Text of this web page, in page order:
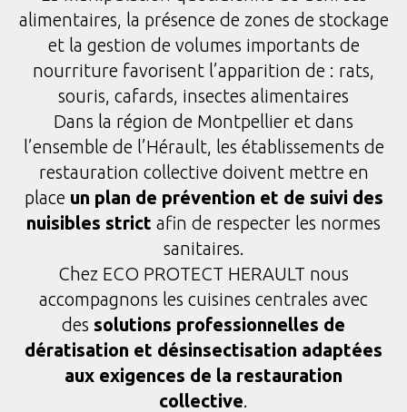
alimentaires, la présence de zones de stockage
et la gestion de volumes importants de
nourriture favorisent l’apparition de : rats,
souris, cafards, insectes alimentaires
Dans la région de Montpellier et dans
l’ensemble de l’Hérault, les établissements de
restauration collective doivent mettre en
place un plan de prévention et de suivi des
nuisibles strict afin de respecter les normes
sanitaires.
Chez ECO PROTECT HERAULT nous
accompagnons les cuisines centrales avec
des solutions professionnelles de
dératisation et désinsectisation adaptées
aux exigences de la restauration
collective.